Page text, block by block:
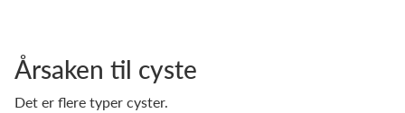
Årsaken til cyste
Det er flere typer cyster.